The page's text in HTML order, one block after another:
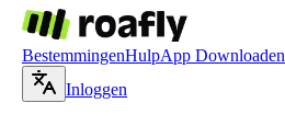
BestemmingenHulpApp Downloaden
Inloggen